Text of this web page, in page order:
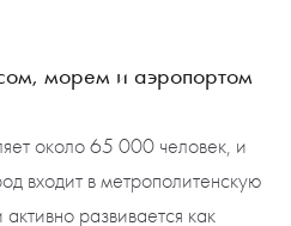
морем и аэропортом
около 65 000 человек, и
входит в метрополитенскую
развивается как